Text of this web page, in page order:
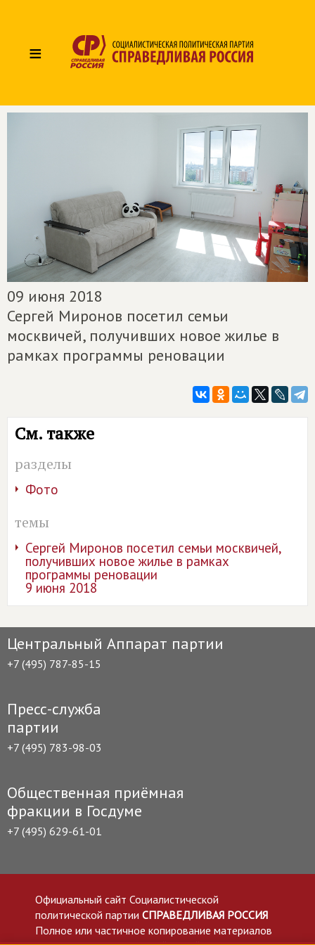
≡
09 июня 2018
Сергей Миронов посетил семьи
москвичей, получивших новое жилье в
рамках программы реновации
См. также
разделы
Фото
темы
Сергей Миронов посетил семьи москвичей,
получивших новое жилье в рамках
программы реновации
9 июня 2018
Центральный Аппарат партии
+7 (495) 787-85-15
Пресс-служба
партии
+7 (495) 783-98-03
Общественная приёмная
фракции в Госдуме
+7 (495) 629-61-01
Официальный сайт Социалистической
политической партии СПРАВЕДЛИВАЯ РОССИЯ
Полное или частичное копирование материалов